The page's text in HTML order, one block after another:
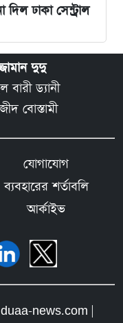
ঢাকা সেন্ট্রাল
দুদু
ড্যানী
বোস্তামী
যোগাযোগ
ব্যবহারের শর্তাবলি
আর্কাইভ
news.com |